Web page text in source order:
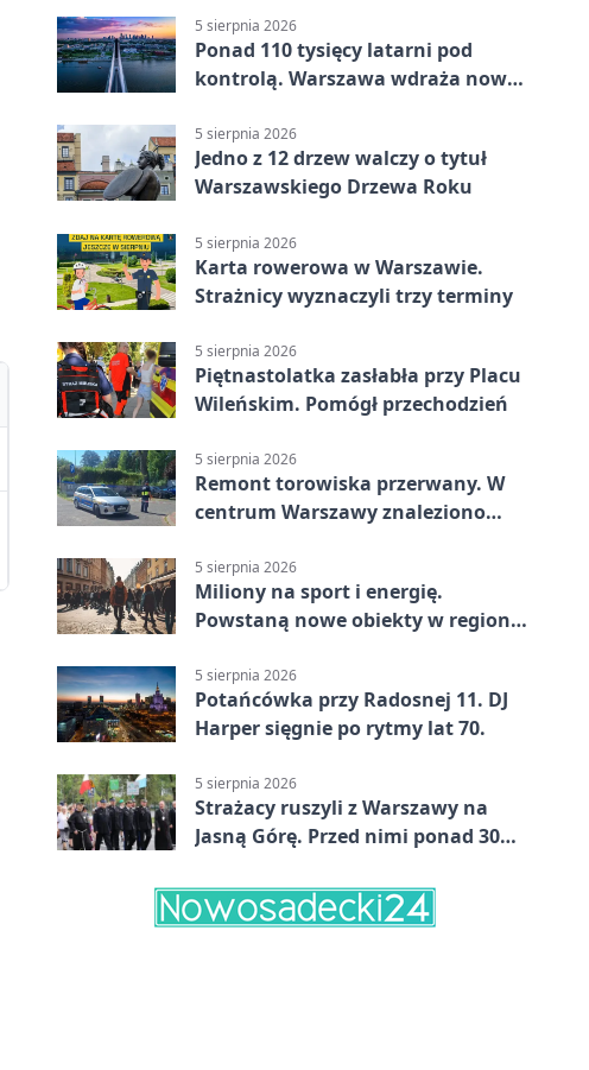
5 sierpnia 2026
Ponad 110 tysięcy latarni pod
kontrolą. Warszawa wdraża nowy
5 sierpnia 2026
Jedno z 12 drzew walczy o tytuł
Warszawskiego Drzewa Roku
5 sierpnia 2026
Karta rowerowa w Warszawie.
Strażnicy wyznaczyli trzy terminy
5 sierpnia 2026
Piętnastolatka zasłabła przy Placu
Wileńskim. Pomógł przechodzień
5 sierpnia 2026
Remont torowiska przerwany. W
centrum Warszawy znaleziono
5 sierpnia 2026
Miliony na sport i energię.
Powstaną nowe obiekty w regionie
5 sierpnia 2026
Potańcówka przy Radosnej 11. DJ
Harper sięgnie po rytmy lat 70.
5 sierpnia 2026
Strażacy ruszyli z Warszawy na
Jasną Górę. Przed nimi ponad 30